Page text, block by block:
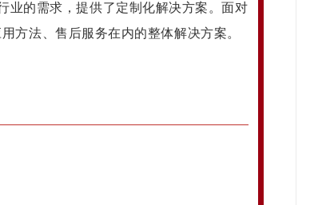
业的需求，提供了定制化解决方案。面对
方法、售后服务在内的整体解决方案。